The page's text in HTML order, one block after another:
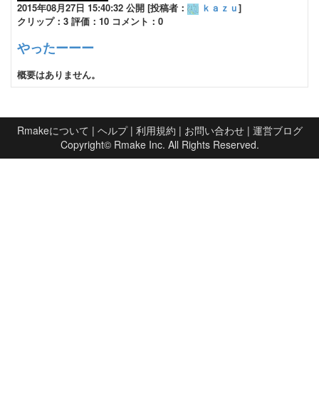
2015年08月27日 15:40:32 公開 [投稿者： ｋａｚｕ]
クリップ：3 評価：10 コメント：0
やったーーー
概要はありません。
Rmakeについて | ヘルプ| 利用規約 | お問い合わせ| 運営ブログ
Copyright© Rmake Inc. All Rights Reserved.